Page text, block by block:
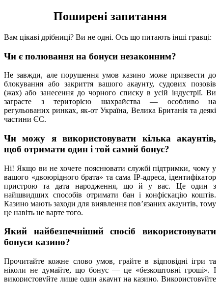
Поширені запитання
Вам цікаві дрібниці? Ви не одні. Ось що питають інші гравці:
Чи є полювання на бонуси незаконним?
Не завжди, але порушення умов казино може призвести до
блокування або закриття вашого акаунту, судових позовів
(жах) або занесення до чорного списку в усій індустрії. Ви
заграєте з територією шахрайства — особливо на
регульованих ринках, як-от Україна, Велика Британія та деякі
частини ЄС.
Чи можу я використовувати кілька акаунтів,
щоб отримати один і той самий бонус?
Ні! Якщо ви не хочете пояснювати службі підтримки, чому у
вашого «двоюрідного брата» та сама IP-адреса, ідентифікатор
пристрою та дата народження, що й у вас. Це один з
найшвидших способів отримати бан і конфіскацію коштів.
Казино мають заходи для виявлення пов’язаних акаунтів, тому
це навіть не варте того.
Який найбезпечніший спосіб використовувати
бонуси казино?
Прочитайте кожне слово умов, грайте в відповідні ігри та
ніколи не думайте, що бонус — це «безкоштовні гроші». І
використовуйте лише один акаунт на казино. Використовуйте